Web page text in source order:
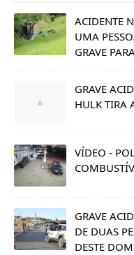
ACIDENTE
UMA
GRAVE
GRAVE
HULK TIRA
VÍDEO -
GRAVE
DE DUAS
DESTE